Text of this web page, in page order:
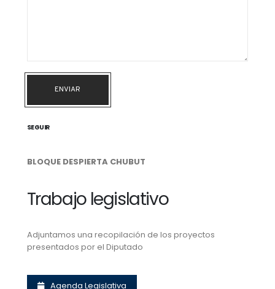
ENVIAR
SEGUIR
BLOQUE DESPIERTA CHUBUT
Trabajo legislativo
Adjuntamos una recopilación de los proyectos
presentados por el Diputado
Agenda Legislativa